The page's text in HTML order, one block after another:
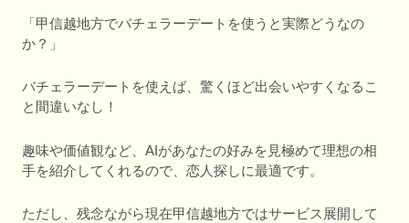
「甲信越地方でバチェラーデートを使うと実際どうなの
か？」
バチェラーデートを使えば、驚くほど出会いやすくなるこ
と間違いなし！
趣味や価値観など、AIがあなたの好みを見極めて理想の相
手を紹介してくれるので、恋人探しに最適です。
ただし、残念ながら現在甲信越地方ではサービス展開して